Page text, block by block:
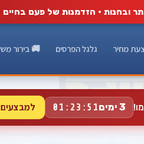
ובחנות · הזדמנות של פעם בחיים
מחיר גלגל הפרסים 🚚 בירור
3 ימים 01:23:50